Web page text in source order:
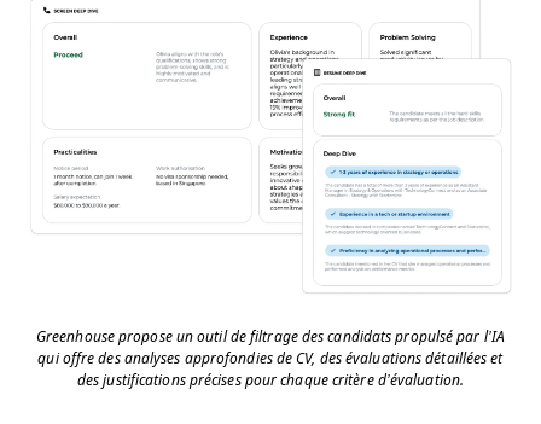
Greenhouse propose un outil de filtrage des candidats propulsé par l’IA
qui offre des analyses approfondies de CV, des évaluations détaillées et
des justifications précises pour chaque critère d’évaluation.